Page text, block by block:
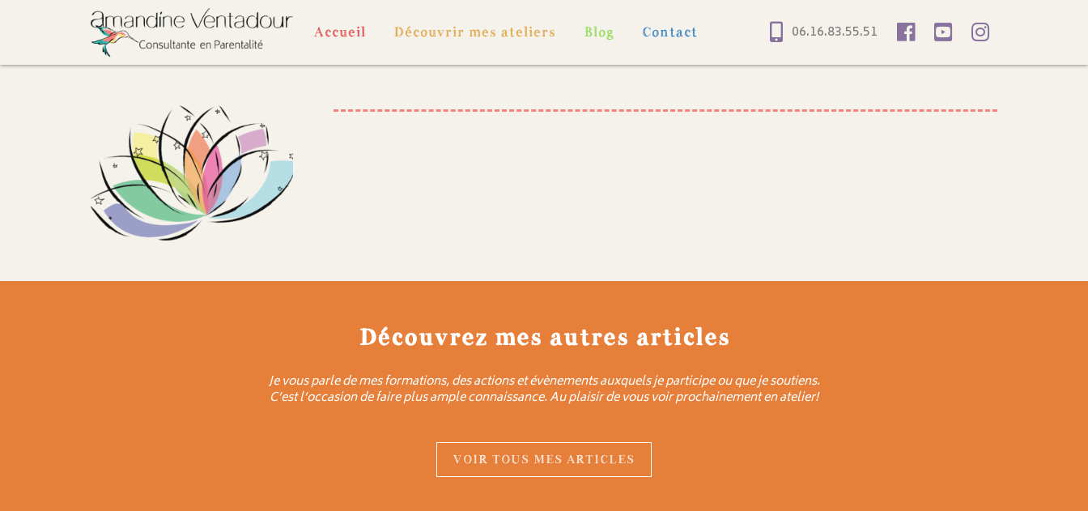
Accueil Découvrir mes ateliers Blog Contact 06.16.83.55.51
Découvrez mes autres articles
Je vous parle de mes formations, des actions et évènements auxquels je participe ou que je soutiens.
C’est l’occasion de faire plus ample connaissance. Au plaisir de vous voir prochainement en atelier!
VOIR TOUS MES ARTICLES